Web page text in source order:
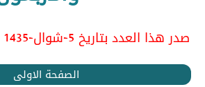
صدر هذا العدد بتاريخ 5-شوال-1435 الموافق 2/8
الصفحة الاولى